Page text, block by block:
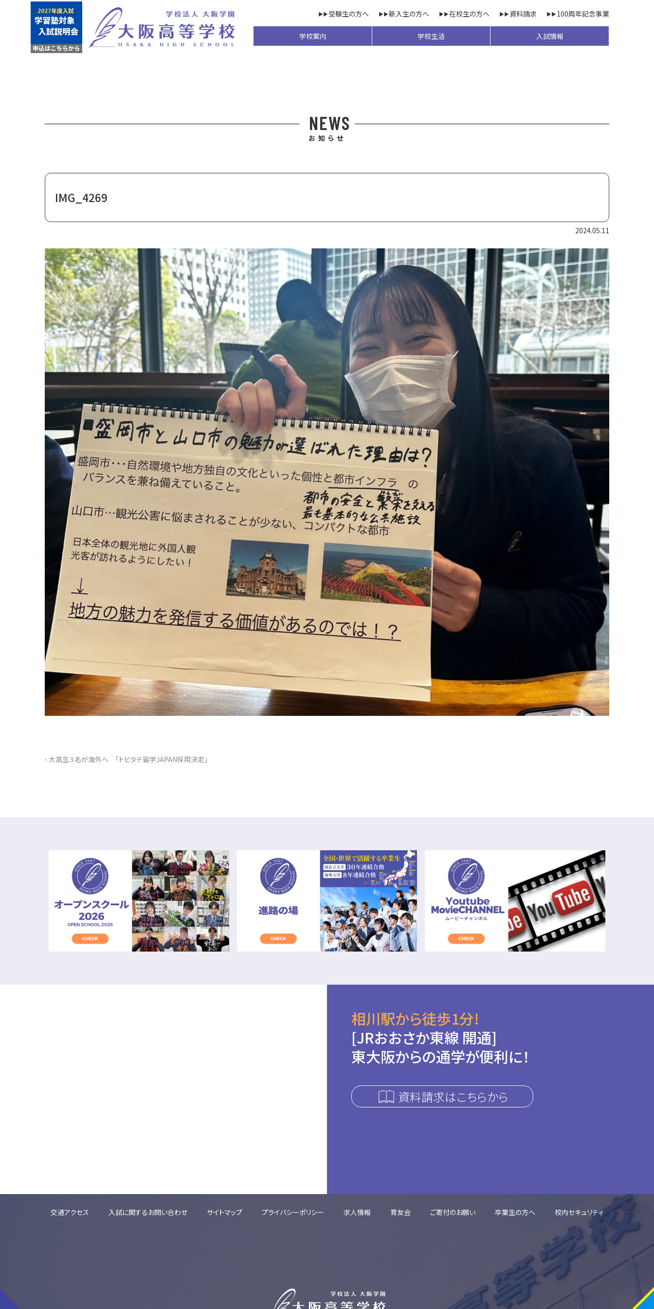
受験生の方へ 新入生の方へ 在校生の方へ 資料請求 100周年記念事業
学校案内 学校生活 入試情報
NEWS
お知らせ
IMG_4269
2024.05.11
‹ 大高生３名が海外へ 「トビタテ留学JAPAN採用決定」
相川駅から徒歩1分!
[JRおおさか東線 開通]
東大阪からの通学が便利に！
資料請求はこちらから
交通アクセス 入試に関するお問い合わせ サイトマップ プライバシーポリシー 求人情報 育友会 ご寄付のお願い 卒業生の方へ 校内セキュリティ